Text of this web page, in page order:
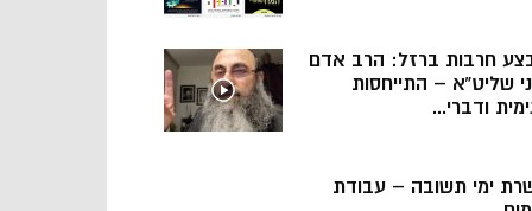
חרבות ברזל: הרב אדם
שליט”א – התייחסות
ודברי...
ימי תשובה – עבודת